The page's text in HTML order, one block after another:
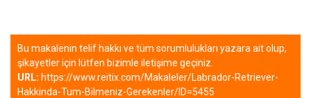
Bu makalenin telif hakkı ve tüm sorumlulukları yazara ait olup,
şikayetler için lütfen bizimle iletişime geçiniz.
URL: https://www.reitix.com/Makaleler/Labrador-Retriever-
Hakkinda-Tum-Bilmeniz-Gerekenler/ID=5455